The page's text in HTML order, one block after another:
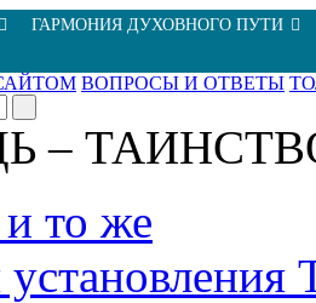
ГАРМОНИЯ ДУХОВНОГО ПУТИ
ВОПРОСЫ И ОТВЕТЫ
–
то же